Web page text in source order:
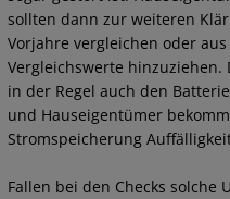
sollten dann zur weiteren
Vorjahre vergleichen oder
Vergleichswerte hinzuziehen.
in der Regel auch den
und Hauseigentümer
Stromspeicherung
Fallen bei den Checks solche